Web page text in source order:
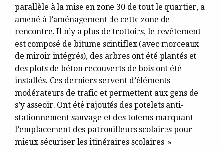
parallèle à la mise en zone 30 de tout le quartier, a
amené à l’aménagement de cette zone de
rencontre. Il n’y a plus de trottoirs, le revêtement
est composé de bitume scintiflex (avec morceaux
de miroir intégrés), des arbres ont été plantés et
des plots de béton recouverts de bois ont été
installés. Ces derniers servent d’éléments
modérateurs de trafic et permettent aux gens de
s’y asseoir. Ont été rajoutés des potelets anti-
stationnement sauvage et des totems marquant
l’emplacement des patrouilleurs scolaires pour
mieux sécuriser les itinéraires scolaires. »